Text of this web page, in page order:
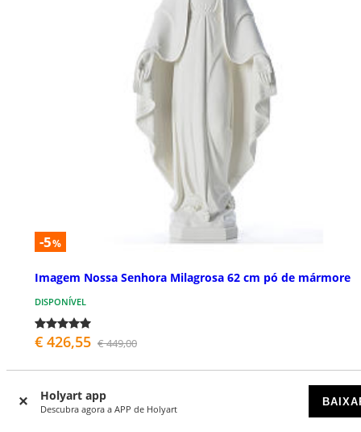
Holyart app
Descubra agora a APP de Holyart
-5%
Imagem Nossa Senhora Milagrosa 62 cm pó de mármore
DISPONÍVEL
€ 426,55 € 449,00